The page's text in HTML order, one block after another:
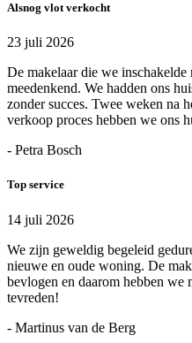
Alsnog vlot verkocht
23 juli 2026
De makelaar die we
meedenkend. We hadden ons
zonder succes. Twee weken na
verkoop proces hebben we ons
- Petra Bosch
Top service
14 juli 2026
We zijn geweldig begeleid
nieuwe en oude woning. De
bevlogen en daarom hebben
tevreden!
- Martinus van de Berg